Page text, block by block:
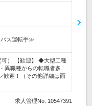
バス運転手≫
可） 【歓迎】 ◆大型二種
異職種からの転職者多
歓迎！（その他詳細は面
求人管理No. 10547391